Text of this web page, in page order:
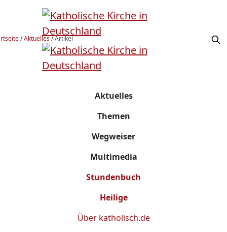
/Aktuelles/Artikel
Aktuelles
Themen
Wegweiser
Multimedia
Stundenbuch
Heilige
Über katholisch.de